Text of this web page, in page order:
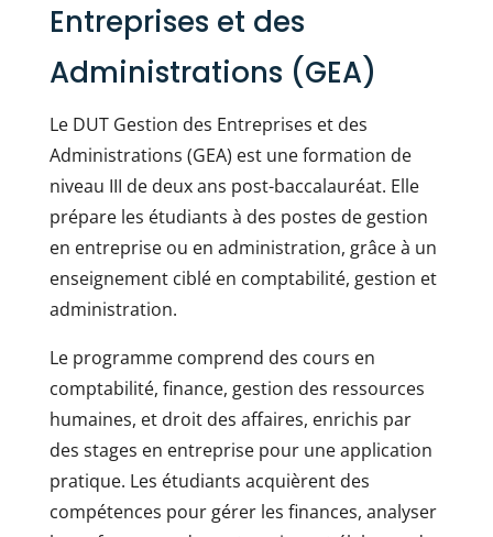
Entreprises et des
Administrations (GEA)
Le DUT Gestion des Entreprises et des
Administrations (GEA) est une formation de
niveau III de deux ans post-baccalauréat. Elle
prépare les étudiants à des postes de gestion
en entreprise ou en administration, grâce à un
enseignement ciblé en comptabilité, gestion et
administration.
Le programme comprend des cours en
comptabilité, finance, gestion des ressources
humaines, et droit des affaires, enrichis par
des stages en entreprise pour une application
pratique. Les étudiants acquièrent des
compétences pour gérer les finances, analyser